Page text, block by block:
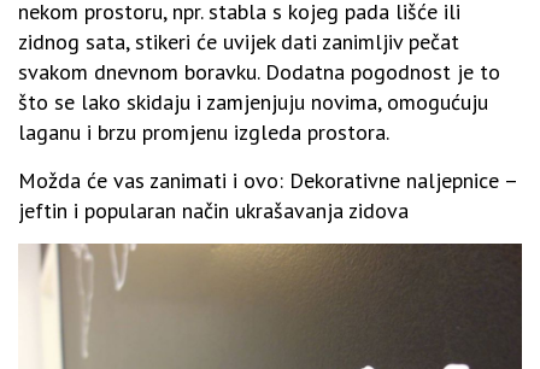
nekom prostoru, npr. stabla s kojeg pada lišće ili
zidnog sata, stikeri će uvijek dati zanimljiv pečat
svakom dnevnom boravku. Dodatna pogodnost je to
što se lako skidaju i zamjenjuju novima, omogućuju
laganu i brzu promjenu izgleda prostora.
Možda će vas zanimati i ovo: Dekorativne naljepnice –
jeftin i popularan način ukrašavanja zidova